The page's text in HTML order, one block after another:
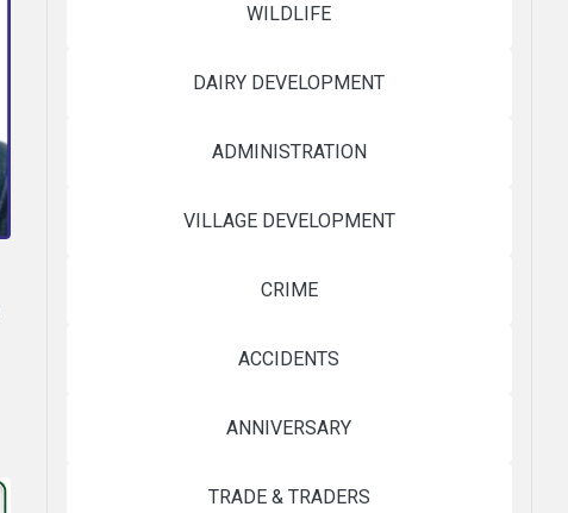
WILDLIFE
DAIRY DEVELOPMENT
ADMINISTRATION
VILLAGE DEVELOPMENT
CRIME
ACCIDENTS
ANNIVERSARY
TRADE & TRADERS